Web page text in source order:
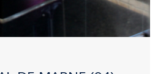
peut se faire remarquer par son
d’un Restaurant Val de Marne
du repas. Un Restaurant Val
à la réussite d’un Restaurant